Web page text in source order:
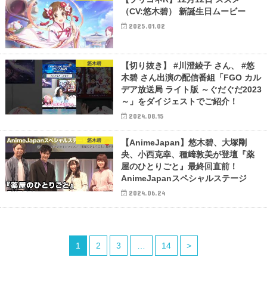
（CV:悠木碧） 新誕生日ムービー
2025.01.02
悠木碧
【切り抜き】 #川澄綾子 さん、 #悠
木碧 さん出演の配信番組「FGO カル
デア放送局 ライト版 ～ぐだぐだ2023
～」をダイジェストでご紹介！
2024.08.15
悠木碧
【AnimeJapan】悠木碧、大塚剛
央、小西克幸、種﨑敦美が登壇『薬
屋のひとりごと』最終回直前！
AnimeJapanスペシャルステージ
2024.06.24
1 2 3 14 >